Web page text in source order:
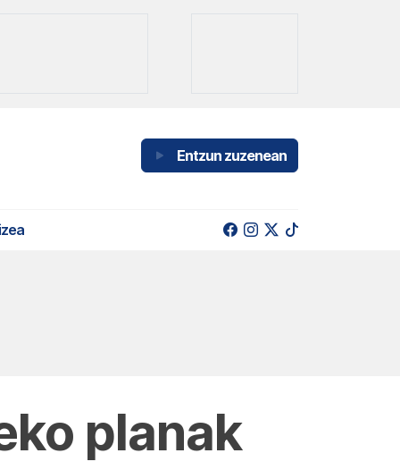
Entzun zuzenean
planak